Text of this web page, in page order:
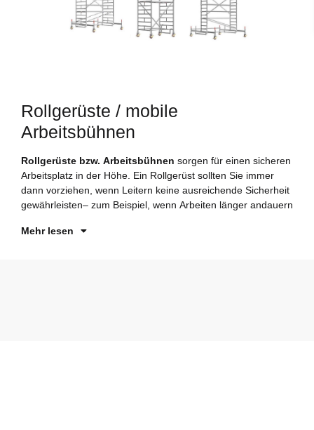
Rollgerüste / mobile
Arbeitsbühnen
Rollgerüste bzw. Arbeitsbühnen sorgen für einen sicheren
Arbeitsplatz in der Höhe. Ein Rollgerüst sollten Sie immer
dann vorziehen, wenn Leitern keine ausreichende Sicherheit
gewährleisten– zum Beispiel, wenn Arbeiten länger andauern
oder in größerer Höhe stattfinden, Aber auch wenn im Team
gearbeitet wird und daher eine große Arbeitsfläche für
Personen und Material benötigt wird. Gerne beraten wir Sie
Mehr lesen